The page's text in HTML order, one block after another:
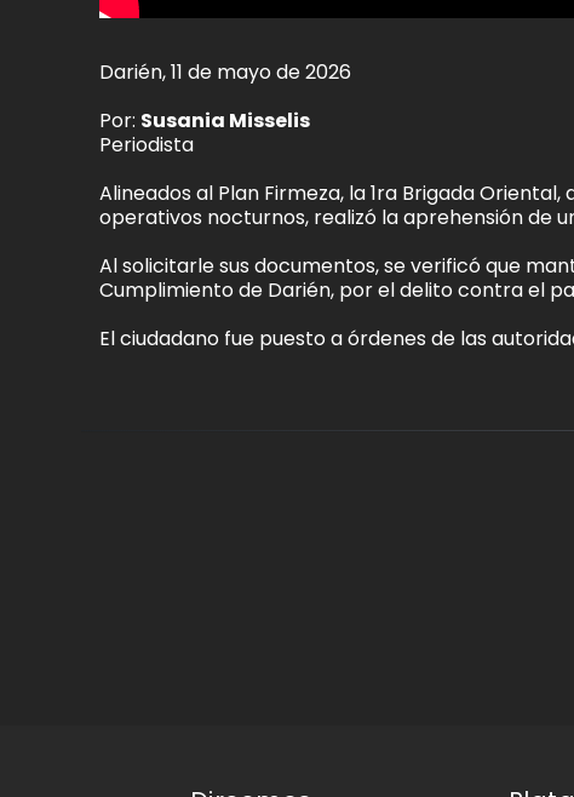
Darién, 11 de mayo de 2026
Por: Susania Misselis
Periodista
Alineados al Plan Firmeza, la 1ra Brigada
operativos nocturnos, realizó la aprehensión de
Al solicitarle sus documentos, se verificó que
Cumplimiento de Darién, por el delito contra el
El ciudadano fue puesto a órdenes de las